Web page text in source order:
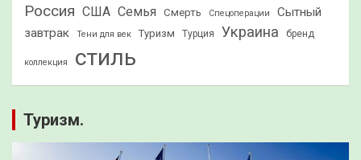
Россия США Семья Смерть Спецоперации
Сытный
завтрак
Тени для век Туризм Турция Украина бренд
коллекция стиль
Туризм.